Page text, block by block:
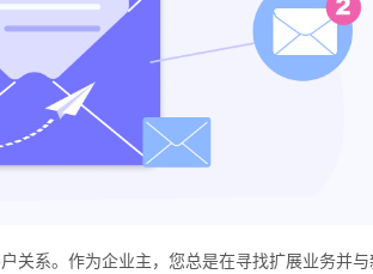
系。作为企业主，您总是在寻找扩展业务并与